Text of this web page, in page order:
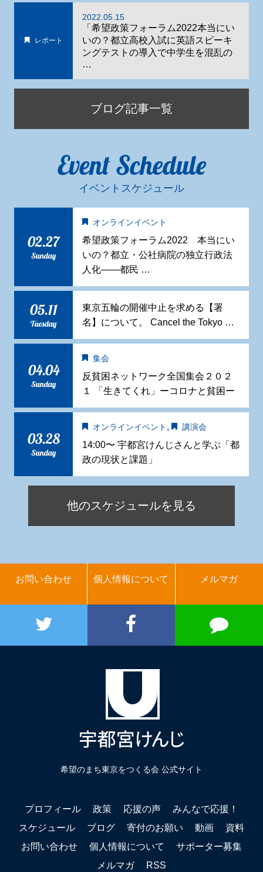
レポート
2022.05.15
「希望政策フォーラム2022本当にい
いの？都立高校入試に英語スピーキ
ングテストの導入で中学生を混乱の
…
ブログ記事一覧
Event Schedule
イベントスケジュール
02.27
Sunday
オンラインイベント
希望政策フォーラム2022 本当にい
いの？都立・公社病院の独立行政法
人化——都民 …
05.11
Tuesday
東京五輪の開催中止を求める【署
名】について。 Cancel the Tokyo …
04.04
Sunday
集会
反貧困ネットワーク全国集会２０２
１ 「生きてくれ」ーコロナと貧困ー
03.28
Sunday
オンラインイベント , 講演会
14:00〜 宇都宮けんじさんと学ぶ「都
政の現状と課題」
他のスケジュールを見る
お問い合わせ 個人情報について メルマガ
希望のまち東京をつくる会 公式サイト
プロフィール 政策 応援の声
みんなで応援！
スケジュール
ブログ 寄付のお願い 動画
資料
お問い合わせ
個人情報について
サポーター募集
メルマガ
RSS